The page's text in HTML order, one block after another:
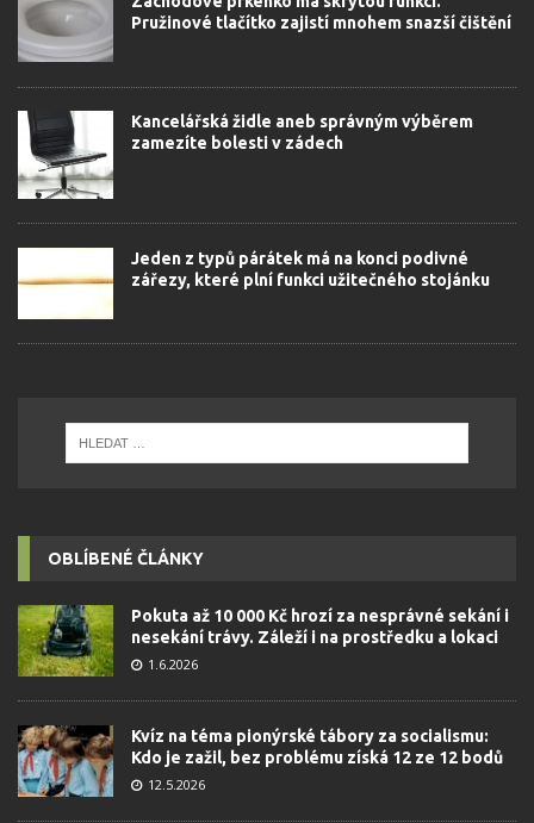
Pružinové tlačítko zajistí mnohem snazší čištění
Kancelářská židle aneb správným výběrem
zamezíte bolesti v zádech
Jeden z typů párátek má na konci podivné
zářezy, které plní funkci užitečného stojánku
OBLÍBENÉ ČLÁNKY
Pokuta až 10 000 Kč hrozí za nesprávné sekání i
nesekání trávy. Záleží i na prostředku a lokaci
1.6.2026
Kvíz na téma pionýrské tábory za socialismu:
Kdo je zažil, bez problému získá 12 ze 12 bodů
12.5.2026